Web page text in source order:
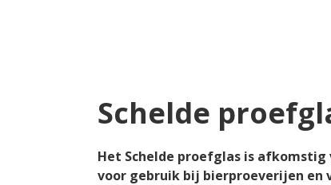
Schelde
Het Schelde proefglas is afkomstig
voor gebruik bij bierproeverijen en